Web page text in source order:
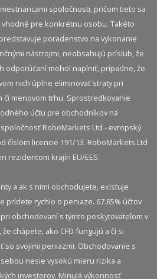
spoločnosti, pričom tieto sa
pre konkrétnu osobu. Takéto
poradenstvo na vykonanie
nástrojmi, neobsahujú prísľub, že
odporúčaní mohol naplniť, prípadne, že
nich úplne eliminovať straty pri
či menovom trhu. Sprostredkovanie
účtu pre obchodníkov na
RoboMarkets Ltd - evropský
číslom licencie 191/13. RoboMarkets Ltd
rezidentom krajín EU/EES.
a ak s nimi obchodujete, existuje
prídete rychlo o peniaze. 67.85% účtov
obchodovaní s týmto poskytovateľom v
chápete, ako CFD fungujú a či si
so svojimi peniazmi. Obchodovanie s
sebou nesie vysokú mieru rizika a
investorov. Minulá výkonnosť